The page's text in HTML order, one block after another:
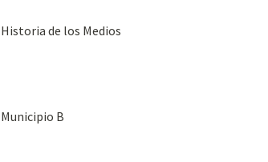
Historia de los Medios
Municipio B